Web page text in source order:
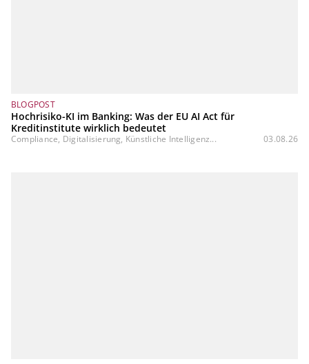
BLOGPOST
Hochrisiko-KI im Banking: Was der EU AI Act für
Kreditinstitute wirklich bedeutet
Compliance, Digitalisierung, Künstliche Intelligenz... 03.08.26